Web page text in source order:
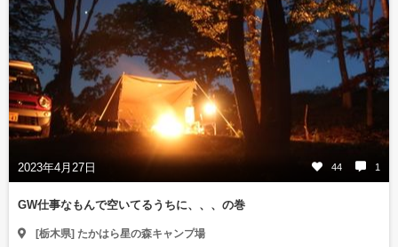
2023年4月27日 44 1
GW仕事なもんで空いてるうちに、、、の巻
[栃木県] たかはら星の森キャンプ場